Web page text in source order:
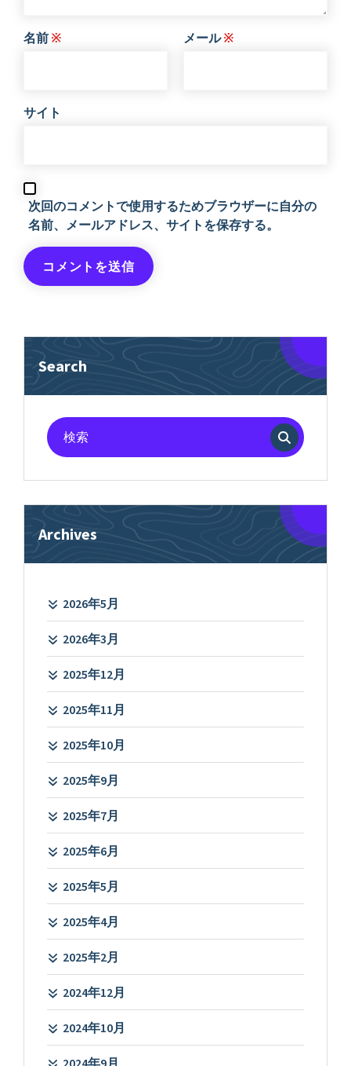
名前 ※ メール※
サイト
次回のコメントで使用するためブラウザーに自分の
名前、メールアドレス、サイトを保存する。
Search
検
索
象:
Archives
2026年5月
2026年3月
2025年12月
2025年11月
2025年10月
2025年9月
2025年7月
2025年6月
2025年5月
2025年4月
2025年2月
2024年12月
2024年10月
2024年9月